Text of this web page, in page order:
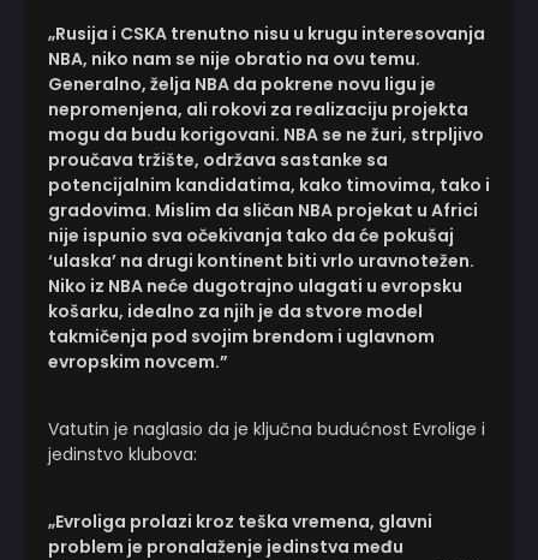
„Rusija i CSKA trenutno nisu u krugu interesovanja
NBA, niko nam se nije obratio na ovu temu.
Generalno, želja NBA da pokrene novu ligu je
nepromenjena, ali rokovi za realizaciju projekta
mogu da budu korigovani. NBA se ne žuri, strpljivo
proučava tržište, održava sastanke sa
potencijalnim kandidatima, kako timovima, tako i
gradovima. Mislim da sličan NBA projekat u Africi
nije ispunio sva očekivanja tako da će pokušaj
‘ulaska’ na drugi kontinent biti vrlo uravnotežen.
Niko iz NBA neće dugotrajno ulagati u evropsku
košarku, idealno za njih je da stvore model
takmičenja pod svojim brendom i uglavnom
evropskim novcem.”
Vatutin je naglasio da je ključna budućnost Evrolige i
jedinstvo klubova:
„Evroliga prolazi kroz teška vremena, glavni
problem je pronalaženje jedinstva među